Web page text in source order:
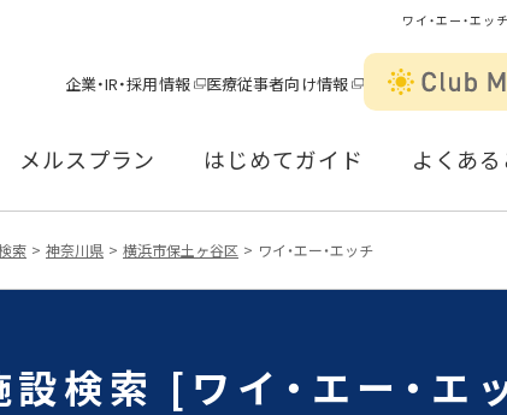
ワイ・エー・エ
企業・IR・採用情報 医療従事者向け情報
メルスプラン はじめてガイド よくあ
索 神奈川県 横浜市保土ヶ谷区 ワイ・エー・エッチ
検索 [ワイ・エー・エ